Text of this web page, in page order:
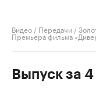
Видео / Передачи /
Премьера фильма
Выпуск за